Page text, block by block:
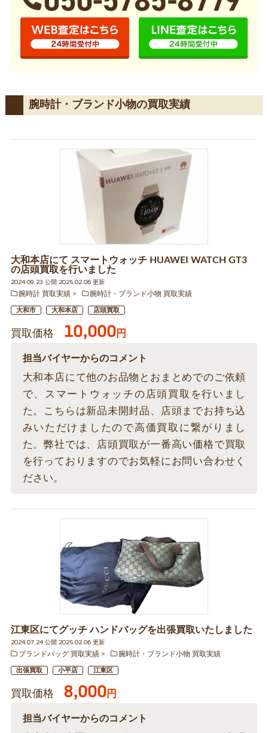
腕時計・ブランド小物の買取実績
大和本店にて スマートウォッチ HUAWEI WATCH GT3
の店頭買取を行いました
2024.09.23 公開 2025.02.06 更新
腕時計 買取実績
腕時計・ブランド小物 買取実績
大和市 大和本店 店頭買取
買取価格 10,000円
担当バイヤーからのコメント
大和本店にて他のお品物とおまとめでのご依頼
で、スマートウォッチの店頭買取を行いまし
た。こちらは新品未開封品、店頭までお持ち込
みいただけましたので高価買取に繋がりまし
た。弊社では、店頭買取が一番高い価格で買取
を行っておりますのでお気軽にお問い合わせく
ださい。
江東区にてグッチ ハンドバッグを出張買取いたしました
2024.07.24 公開 2025.02.06 更新
ブランドバッグ 買取実績
腕時計・ブランド小物 買取実績
出張買取 小平店 江東区
買取価格 8,000円
担当バイヤーからのコメント